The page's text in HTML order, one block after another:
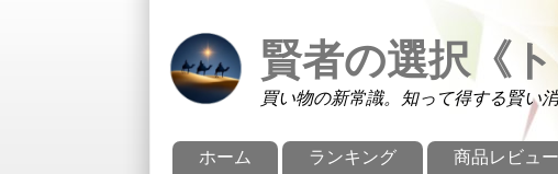
賢者の選択《
買い物の新常識。知って得する賢い
メインメニュー
ホーム ランキング 商品レビュー